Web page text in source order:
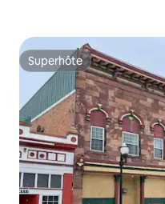
Superhôte
Superhôte